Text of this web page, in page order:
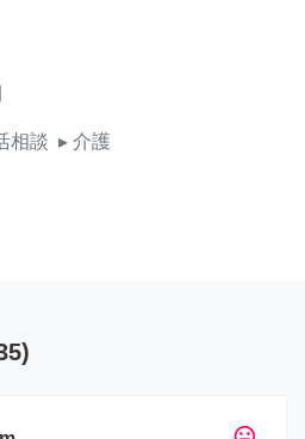
相談 ▸ 介護
)